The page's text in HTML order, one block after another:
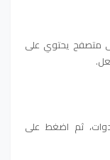
متصفح يحتوي على
ثم اضغط على